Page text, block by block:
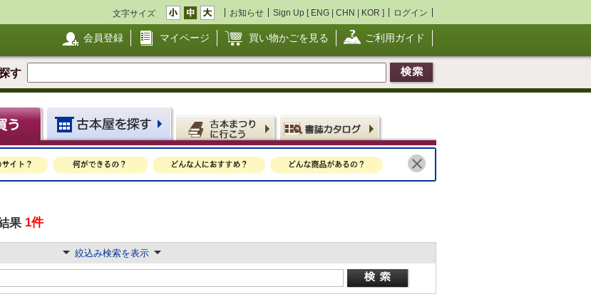
文字サイズ お知らせ Sign Up [ ENG | CHN | KOR ] ログイン
会員登録 マイページ 買い物かごを見る ご利用ガイド
す
果 1件
絞込み検索を表示